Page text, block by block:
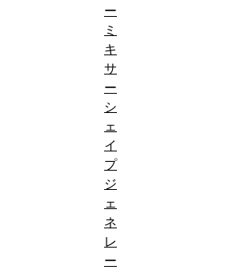
ー
ミ
キ
サ
ー
シ
ェ
イ
プ
ジ
ェ
ネ
レ
ー